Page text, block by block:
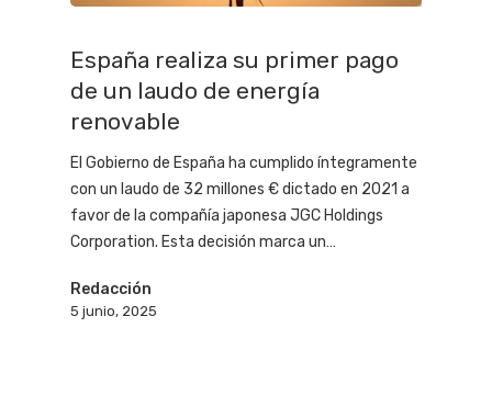
España realiza su primer pago
de un laudo de energía
renovable
El Gobierno de España ha cumplido íntegramente
con un laudo de 32 millones € dictado en 2021 a
favor de la compañía japonesa JGC Holdings
Corporation. Esta decisión marca un…
Redacción
5 junio, 2025